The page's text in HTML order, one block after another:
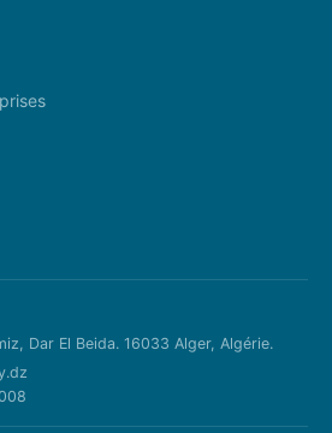
Dar El Beida. 16033 Alger, Algérie.